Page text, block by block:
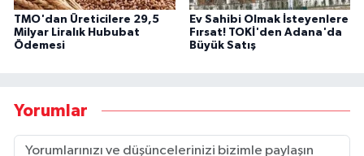
TMO'dan Üreticilere 29,5
Milyar Liralık Hububat
Ödemesi
Ev Sahibi Olmak İsteyenlere
Fırsat! TOKİ'den Adana'da
Büyük Satış
Yorumlar